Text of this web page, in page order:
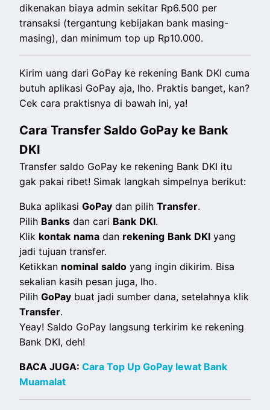
dikenakan biaya admin sekitar Rp6.500 per
transaksi (tergantung kebijakan bank masing-
masing), dan minimum top up Rp10.000.
Kirim uang dari GoPay ke rekening Bank DKI cuma
butuh aplikasi GoPay aja, lho. Praktis banget, kan?
Cek cara praktisnya di bawah ini, ya!
Cara Transfer Saldo GoPay ke Bank
DKI
Transfer saldo GoPay ke rekening Bank DKI itu
gak pakai ribet! Simak langkah simpelnya berikut:
Buka aplikasiGoPay dan pilihTransfer.
Pilih Banks dan cari Bank DKI.
Klik kontak nama dan rekening Bank DKI yang
jadi tujuan transfer.
Ketikkan nominal saldo yang ingin dikirim. Bisa
sekalian kasih pesan juga, lho.
PilihGoPay buat jadi sumber dana, setelahnya klik
Transfer.
Yeay! Saldo GoPay langsung terkirim ke rekening
Bank DKI, deh!
BACA JUGA:Cara Top Up GoPay lewat Bank
Muamalat